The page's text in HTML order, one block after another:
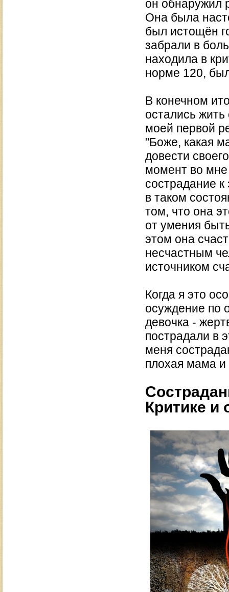
он обнаружил
Она была
был истощён
забрали в
находила в
норме 120,
В конечном
остались
моей первой
"Боже, какая
довести
момент во мне
сострадание
в таком
том, что она
от умения
этом она
несчастным
источником
Когда я это
осуждение по
девочка -
пострадали в
меня
плохая мама и
Критике и